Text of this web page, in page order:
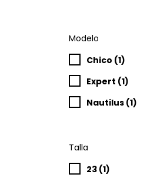
Modelo
Chico (1)
Expert (1)
Nautilus (1)
Talla
23 (1)